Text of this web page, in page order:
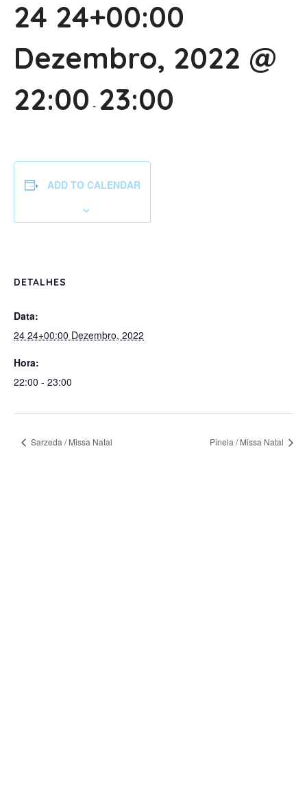
24 24+00:00
Dezembro, 2022 @
22:00 - 23:00
ADD TO CALENDAR
DETALHES
Data:
24 24+00:00 Dezembro, 2022
Hora:
22:00 - 23:00
Sarzeda / Missa Natal Pinela / Missa Natal